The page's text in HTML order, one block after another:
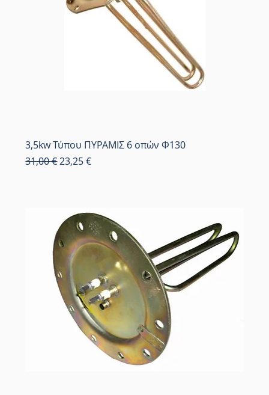
3,5kw Τύπου ΠΥΡΑΜΙΣ 6 οπών Φ130
Κανονική τιμή
31,00 € Τιμή Έκπτωσης
23,25 €